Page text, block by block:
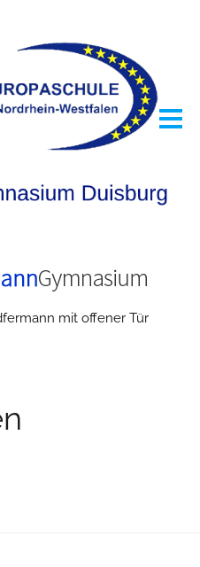
mit offener Tür